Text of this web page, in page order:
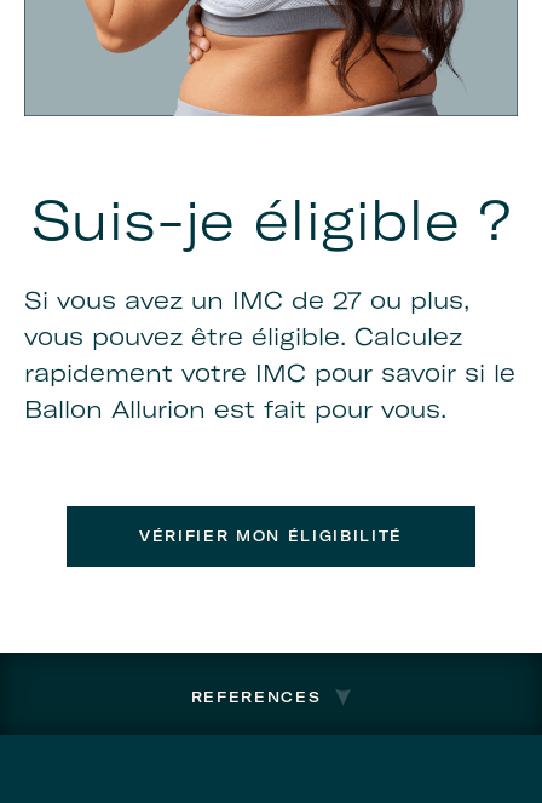
Suis-je éligible ?
Si vous avez un IMC de 27 ou plus,
vous pouvez être éligible. Calculez
rapidement votre IMC pour savoir si le
Ballon Allurion est fait pour vous.
VÉRIFIER MON ÉLIGIBILITÉ
REFERENCES